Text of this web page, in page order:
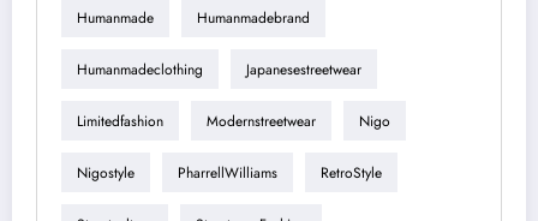
Humanmade Humanmadebrand
Humanmadeclothing Japanesestreetwear
Limitedfashion Modernstreetwear Nigo
Nigostyle PharrellWilliams RetroStyle